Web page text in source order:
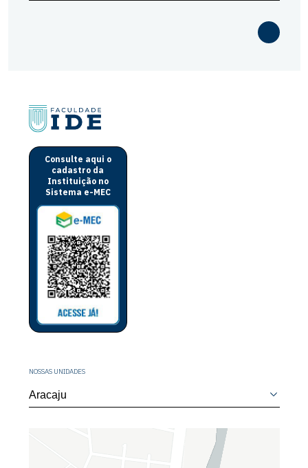
Consulte aqui o
cadastro da
Instituição no
Sistema e-MEC
NOSSAS UNIDADES